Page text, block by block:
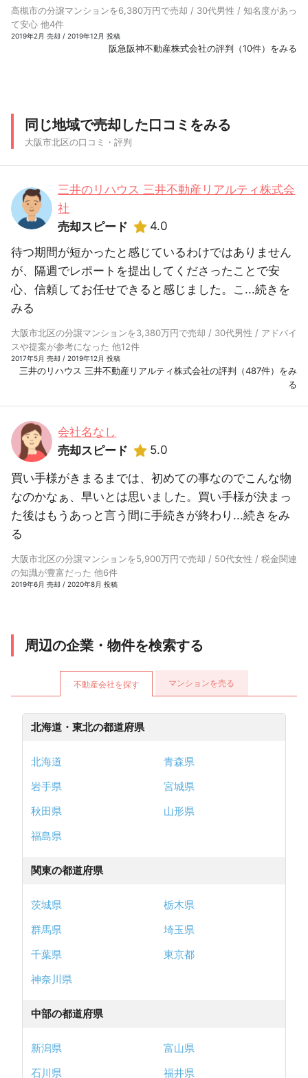
高槻市の分譲マンションを6,380万円で売却 / 30代男性 / 知名度があっ
て安心 他4件
2019年2月 売却 / 2019年12月 投稿
阪急阪神不動産株式会社の評判（10件）をみる
同じ地域で売却した口コミをみる
大阪市北区の口コミ・評判
三井のリハウス 三井不動産リアルティ株式会
社
売却スピード
4.0
待つ期間が短かったと感じているわけではありません
が、隔週でレポートを提出してくださったことで安
心、信頼してお任せできると感じました。こ...続きを
みる
大阪市北区の分譲マンションを3,380万円で売却 / 30代男性 / アドバイ
スや提案が参考になった 他12件
2017年5月 売却 / 2019年12月 投稿
三井のリハウス 三井不動産リアルティ株式会社の評判（487件）をみ
る
会社名なし
売却スピード
5.0
買い手様がきまるまでは、初めての事なのでこんな物
なのかなぁ、早いとは思いました。買い手様が決まっ
た後はもうあっと言う間に手続きが終わり...続きをみ
る
大阪市北区の分譲マンションを5,900万円で売却 / 50代女性 / 税金関連
の知識が豊富だった 他6件
2019年6月 売却 / 2020年8月 投稿
周辺の企業・物件を検索する
不動産会社を探す マンションを売る
北海道・東北の都道府県
北海道
青森県
岩手県
宮城県
秋田県
山形県
福島県
関東の都道府県
茨城県
栃木県
群馬県
埼玉県
千葉県
東京都
神奈川県
中部の都道府県
新潟県
富山県
石川県
福井県